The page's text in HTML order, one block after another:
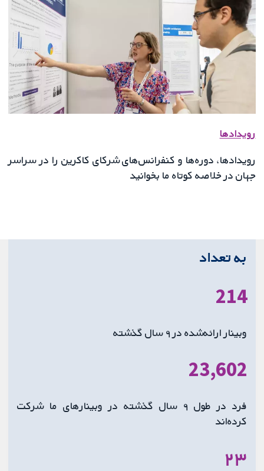
رویدادها
رویدادها، دوره‌ها و کنفرانس‌های شرکای کاکرین را در سراسر
جهان در خلاصه کوتاه ما بخوانید
به تعداد
214
وبینار ارائه‌شده در ۹ سال گذشته
23,602
فرد در طول ۹ سال گذشته در وبینارهای ما شرکت
کرده‌اند
۲۳